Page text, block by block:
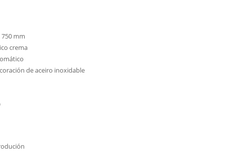
mm
crema
de aceiro inoxidable